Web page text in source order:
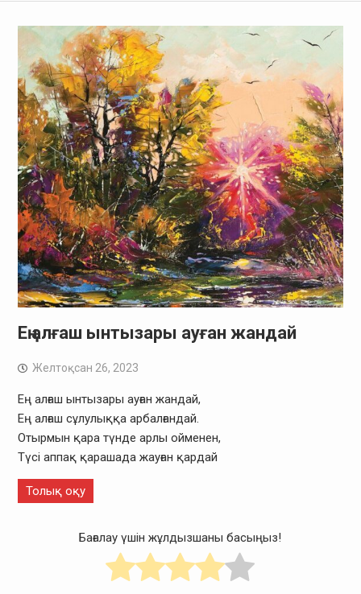
Ең алғаш ынтызары ауған жандай
Желтоқсан 26, 2023
Ең алғаш ынтызары ауған жандай,
Ең алғаш сұлулыққа арбалғандай.
Отырмын қара түнде арлы ойменен,
Түсі аппақ қарашада жауған қардай
Толық оқу
Бағалау үшін жұлдызшаны басыңыз!